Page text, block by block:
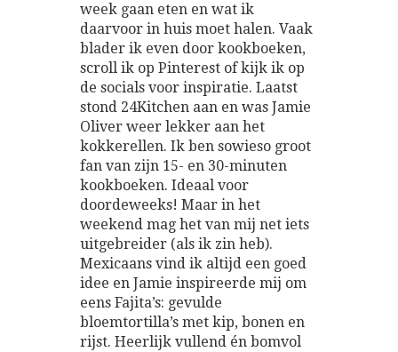
week gaan eten en wat ik
daarvoor in huis moet halen. Vaak
blader ik even door kookboeken,
scroll ik op Pinterest of kijk ik op
de socials voor inspiratie. Laatst
stond 24Kitchen aan en was Jamie
Oliver weer lekker aan het
kokkerellen. Ik ben sowieso groot
fan van zijn 15- en 30-minuten
kookboeken. Ideaal voor
doordeweeks! Maar in het
weekend mag het van mij net iets
uitgebreider (als ik zin heb).
Mexicaans vind ik altijd een goed
idee en Jamie inspireerde mij om
eens Fajita’s: gevulde
bloemtortilla’s met kip, bonen en
rijst. Heerlijk vullend én bomvol